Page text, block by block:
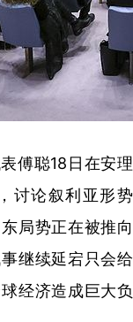
傅聪18日在安理
讨论叙利亚形势
局势正在被推向
继续延宕只会给
经济造成巨大负